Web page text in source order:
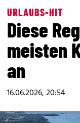
URLAUBS-HIT
Diese
meisten
an
16.06.2026, 20:54